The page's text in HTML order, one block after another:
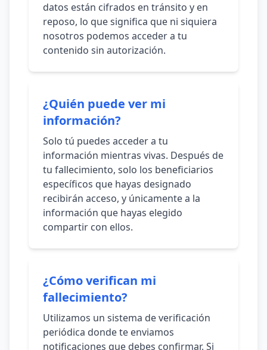
datos están cifrados en tránsito y en
reposo, lo que significa que ni siquiera
nosotros podemos acceder a tu
contenido sin autorización.
¿Quién puede ver mi
información?
Solo tú puedes acceder a tu
información mientras vivas. Después de
tu fallecimiento, solo los beneficiarios
específicos que hayas designado
recibirán acceso, y únicamente a la
información que hayas elegido
compartir con ellos.
¿Cómo verifican mi
fallecimiento?
Utilizamos un sistema de verificación
periódica donde te enviamos
notificaciones que debes confirmar. Si